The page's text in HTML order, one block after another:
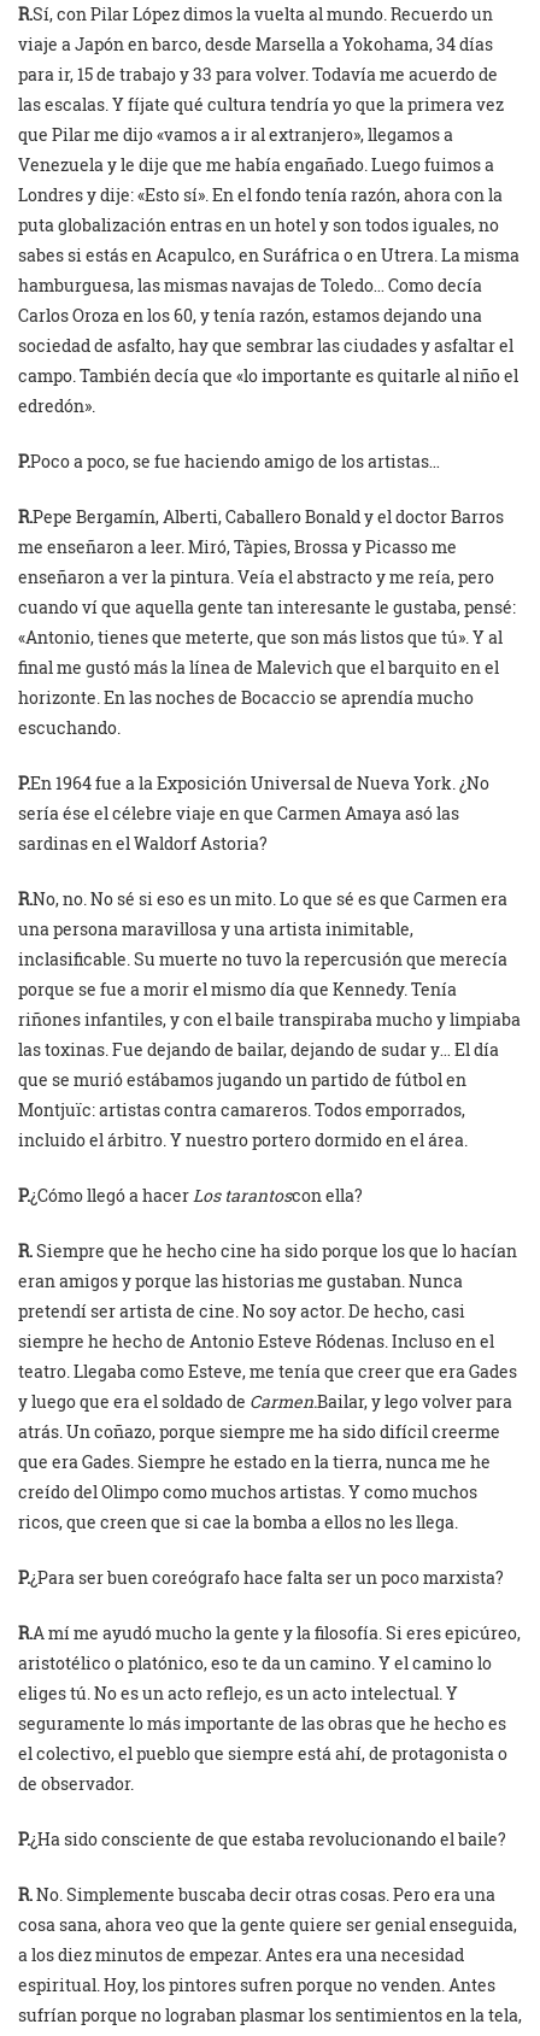
R.Sí, con Pilar López dimos la vuelta al mundo. Recuerdo un
viaje a Japón en barco, desde Marsella a Yokohama, 34 días
para ir, 15 de trabajo y 33 para volver. Todavía me acuerdo de
las escalas. Y fíjate qué cultura tendría yo que la primera vez
que Pilar me dijo «vamos a ir al extranjero», llegamos a
Venezuela y le dije que me había engañado. Luego fuimos a
Londres y dije: «Esto sí». En el fondo tenía razón, ahora con la
puta globalización entras en un hotel y son todos iguales, no
sabes si estás en Acapulco, en Suráfrica o en Utrera. La misma
hamburguesa, las mismas navajas de Toledo… Como decía
Carlos Oroza en los 60, y tenía razón, estamos dejando una
sociedad de asfalto, hay que sembrar las ciudades y asfaltar el
campo. También decía que «lo importante es quitarle al niño el
edredón».
P.Poco a poco, se fue haciendo amigo de los artistas…
R.Pepe Bergamín, Alberti, Caballero Bonald y el doctor Barros
me enseñaron a leer. Miró, Tàpies, Brossa y Picasso me
enseñaron a ver la pintura. Veía el abstracto y me reía, pero
cuando ví que aquella gente tan interesante le gustaba, pensé:
«Antonio, tienes que meterte, que son más listos que tú». Y al
final me gustó más la línea de Malevich que el barquito en el
horizonte. En las noches de Bocaccio se aprendía mucho
escuchando.
P.En 1964 fue a la Exposición Universal de Nueva York. ¿No
sería ése el célebre viaje en que Carmen Amaya asó las
sardinas en el Waldorf Astoria?
R.No, no. No sé si eso es un mito. Lo que sé es que Carmen era
una persona maravillosa y una artista inimitable,
inclasificable. Su muerte no tuvo la repercusión que merecía
porque se fue a morir el mismo día que Kennedy. Tenía
riñones infantiles, y con el baile transpiraba mucho y limpiaba
las toxinas. Fue dejando de bailar, dejando de sudar y… El día
que se murió estábamos jugando un partido de fútbol en
Montjuïc: artistas contra camareros. Todos emporrados,
incluido el árbitro. Y nuestro portero dormido en el área.
P.¿Cómo llegó a hacer Los tarantoscon ella?
R.Siempre que he hecho cine ha sido porque los que lo hacían
eran amigos y porque las historias me gustaban. Nunca
pretendí ser artista de cine. No soy actor. De hecho, casi
siempre he hecho de Antonio Esteve Ródenas. Incluso en el
teatro. Llegaba como Esteve, me tenía que creer que era Gades
y luego que era el soldado de Carmen.Bailar, y lego volver para
atrás. Un coñazo, porque siempre me ha sido difícil creerme
que era Gades. Siempre he estado en la tierra, nunca me he
creído del Olimpo como muchos artistas. Y como muchos
ricos, que creen que si cae la bomba a ellos no les llega.
P.¿Para ser buen coreógrafo hace falta ser un poco marxista?
R.A mí me ayudó mucho la gente y la filosofía. Si eres epicúreo,
aristotélico o platónico, eso te da un camino. Y el camino lo
eliges tú. No es un acto reflejo, es un acto intelectual. Y
seguramente lo más importante de las obras que he hecho es
el colectivo, el pueblo que siempre está ahí, de protagonista o
de observador.
P.¿Ha sido consciente de que estaba revolucionando el baile?
R.No. Simplemente buscaba decir otras cosas. Pero era una
cosa sana, ahora veo que la gente quiere ser genial enseguida,
a los diez minutos de empezar. Antes era una necesidad
espiritual. Hoy, los pintores sufren porque no venden. Antes
sufrían porque no lograban plasmar los sentimientos en la tela,